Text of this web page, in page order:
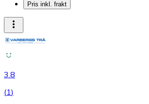
Pris inkl. frakt
3.8
(1)